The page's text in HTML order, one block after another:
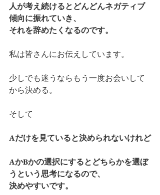
人が考え続けるとどんどんネガティブ
傾向に振れていき、
それを辞めたくなるのです。
私は皆さんにお伝えしています。
少しでも迷うならもう一度お会いして
から決める。
そして
Aだけを見ていると決められないけれど
AかBかの選択にするとどちらかを選ぼ
うという思考になるので、
決めやすいです。